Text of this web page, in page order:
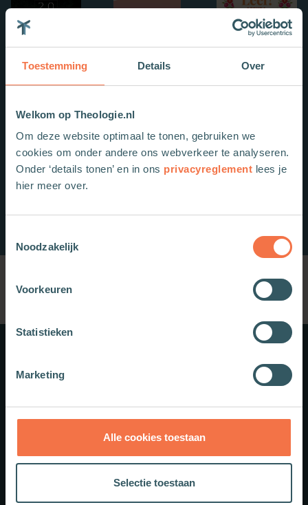
Toestemming Details Over
Welkom op Theologie.nl
Om deze website optimaal te tonen, gebruiken we
cookies om onder andere ons webverkeer te analyseren.
Onder ‘details tonen’ en in ons privacyreglement lees je
hier meer over.
Noodzakelijk
Voorkeuren
Statistieken
Marketing
Alle cookies toestaan
Selectie toestaan